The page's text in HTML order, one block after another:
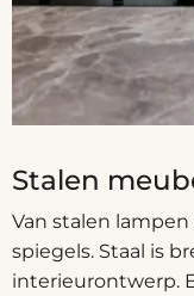
Stalen
Van stalen
spiegels. Staal is
interieurontwerp.